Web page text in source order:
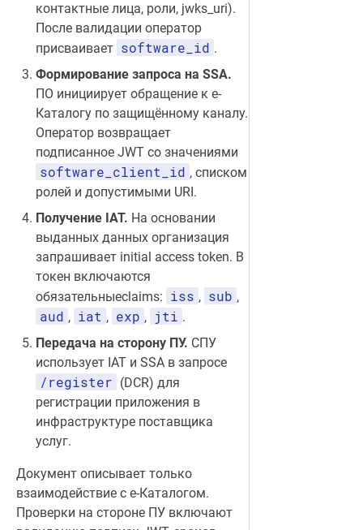
контактные лица, роли, jwks_uri).
После валидации оператор
присваивает software_id .
Формирование запроса на SSA.
ПО инициирует обращение к е-
Каталогу по защищённому каналу.
Оператор возвращает
подписанное JWT со значениями
software_client_id , списком
ролей и допустимыми URI.
Получение IAT. На основании
выданных данных организация
запрашивает initial access token. В
токен включаются
обязательныеclaims: iss , sub ,
aud , iat , exp , jti .
Передача на сторону ПУ. СПУ
использует IAT и SSA в запросе
/register (DCR) для
регистрации приложения в
инфраструктуре поставщика
услуг.
Документ описывает только
взаимодействие с е-Каталогом.
Проверки на стороне ПУ включают